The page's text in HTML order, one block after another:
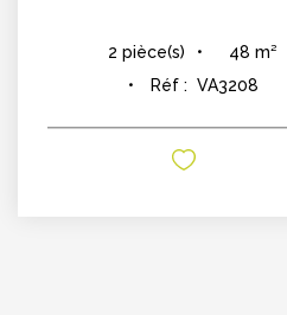
2 pièce(s) 48 m²
Réf : VA3208